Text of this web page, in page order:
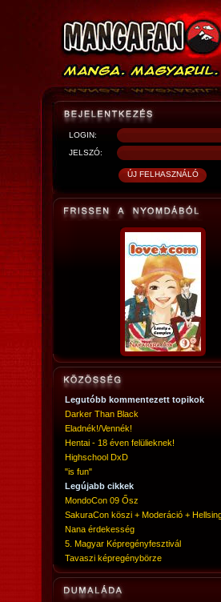
LOGIN:
JELSZÓ:
Legutóbb kommentezett topikok
Darker Than Black
Eladnék!/Vennék!
Hentai - 18 éven felülieknek!
Highschool DxD
"is fun"
Legújabb cikkek
MondoCon 09 Ősz
SakuraCon köszi + Moderáció +
Nana érdekesség
5. Magyar Képregényfesztivál
Tavaszi képregénybörze